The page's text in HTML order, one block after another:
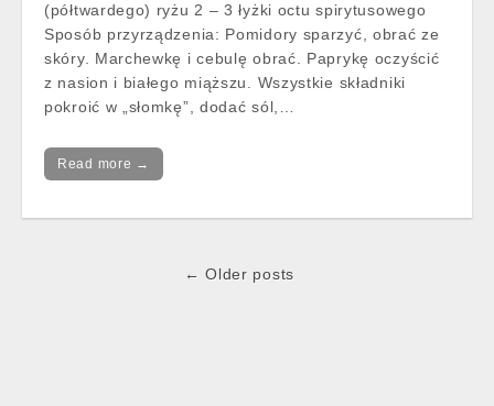
(półtwardego) ryżu 2 – 3 łyżki octu spirytusowego
Sposób przyrządzenia: Pomidory sparzyć, obrać ze
skóry. Marchewkę i cebulę obrać. Paprykę oczyścić
z nasion i białego miąższu. Wszystkie składniki
pokroić w „słomkę”, dodać sól,…
Read more →
← Older posts